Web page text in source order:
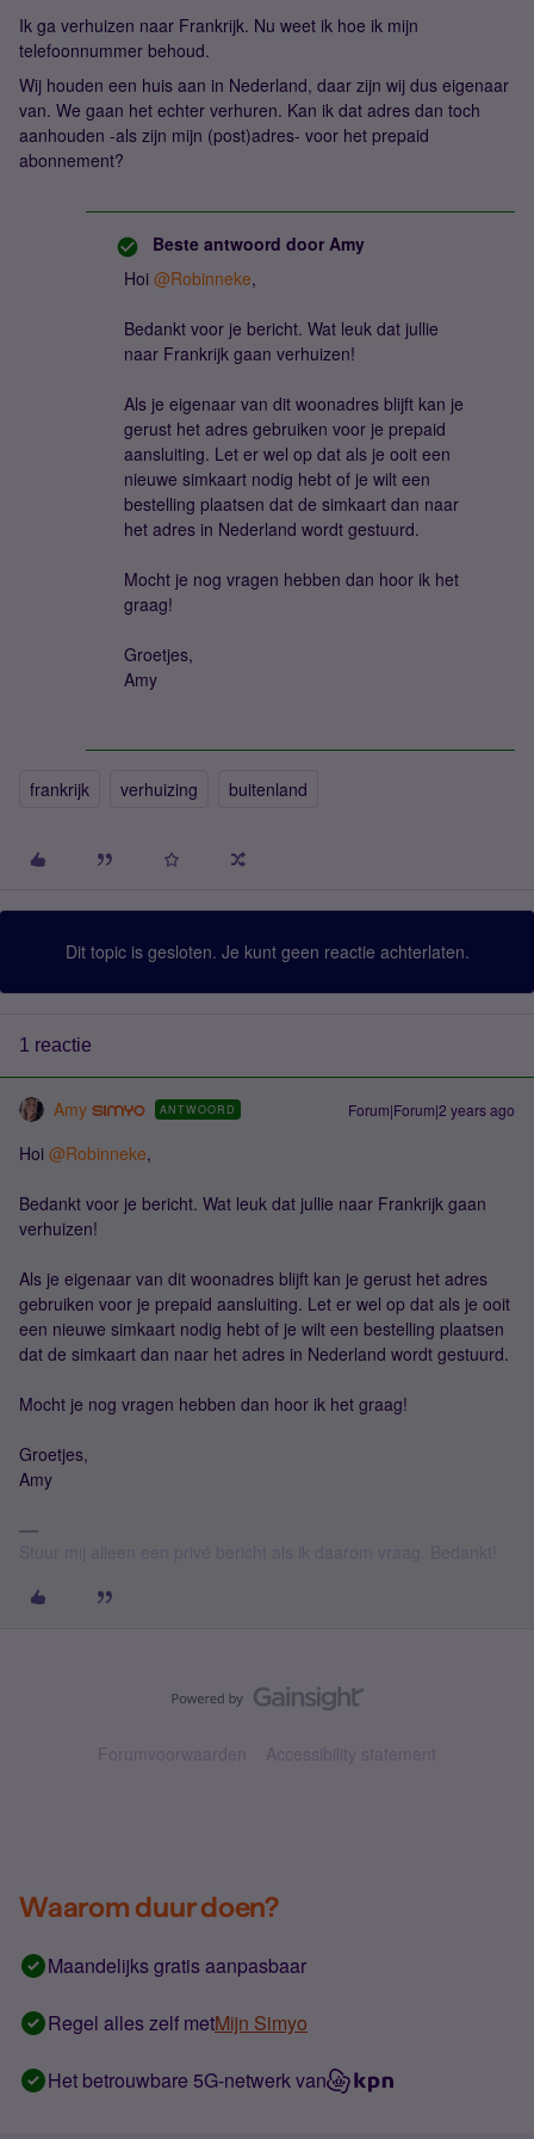
Ik ga verhuizen naar Frankrijk. Nu weet ik hoe ik mijn
telefoonnummer behoud.
Wij houden een huis aan in Nederland, daar zijn wij dus eigenaar
van. We gaan het echter verhuren. Kan ik dat adres dan toch
aanhouden -als zijn mijn (post)adres- voor het prepaid
abonnement?
Beste antwoord door Amy
Hoi @Robinneke,
Bedankt voor je bericht. Wat leuk dat jullie
naar Frankrijk gaan verhuizen!
Als je eigenaar van dit woonadres blijft kan je
gerust het adres gebruiken voor je prepaid
aansluiting. Let er wel op dat als je ooit een
nieuwe simkaart nodig hebt of je wilt een
bestelling plaatsen dat de simkaart dan naar
het adres in Nederland wordt gestuurd.
Mocht je nog vragen hebben dan hoor ik het
graag!
Groetjes,
Amy
frankrijk verhuizing buitenland
Dit topic is gesloten. Je kunt geen reactie achterlaten.
1 reactie
Amy ANTWOORD Forum|Forum|2 years ago
Hoi @Robinneke,
Bedankt voor je bericht. Wat leuk dat jullie naar Frankrijk gaan
verhuizen!
Als je eigenaar van dit woonadres blijft kan je gerust het adres
gebruiken voor je prepaid aansluiting. Let er wel op dat als je ooit
een nieuwe simkaart nodig hebt of je wilt een bestelling plaatsen
dat de simkaart dan naar het adres in Nederland wordt gestuurd.
Mocht je nog vragen hebben dan hoor ik het graag!
Groetjes,
Amy
Forumvoorwaarden Accessibility statement
Waarom duur doen?
Maandelijks gratis aanpasbaar
Regel alles zelf metMijn Simyo
Het betrouwbare 5G-netwerk van